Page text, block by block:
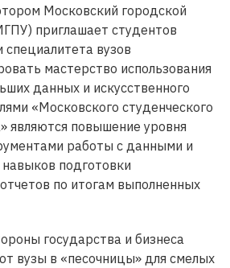
Московский городской
приглашает студентов
специалитета вузов
мастерство использования
данных и искусственного
«Московского студенческого
являются повышение уровня
работы с данными и
подготовки
по итогам выполненных
государства и бизнеса
вузы в «песочницы» для смелых